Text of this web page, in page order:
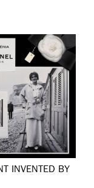
INVENTED BY